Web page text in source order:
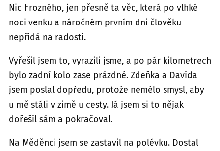
Nic hrozného, jen přesně ta věc, která po vlhké
noci venku a náročném prvním dni člověku
nepřidá na radosti.
Vyřešil jsem to, vyrazili jsme, a po pár kilometrech
bylo zadní kolo zase prázdné. Zdeňka a Davida
jsem poslal dopředu, protože nemělo smysl, aby
u mě stáli v zimě u cesty. Já jsem si to nějak
dořešil sám a pokračoval.
Na Měděnci jsem se zastavil na polévku. Dostal